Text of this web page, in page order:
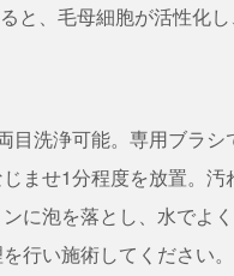
と、毛母細胞が活性化
目洗浄可能。専用ブラシ
ませ1分程度を放置。汚
に泡を落とし、水でよ
行い施術してください